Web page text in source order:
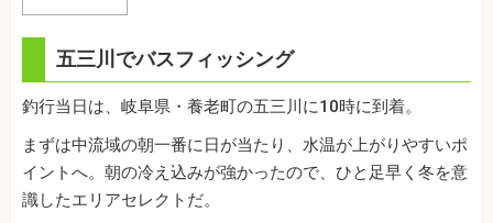
五三川でバスフィッシング
釣行当日は、岐阜県・養老町の五三川に10時に到着。
まずは中流域の朝一番に日が当たり、水温が上がりやすいポ
イントへ。朝の冷え込みが強かったので、ひと足早く冬を意
識したエリアセレクトだ。